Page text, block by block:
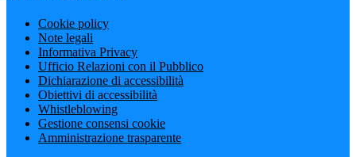
Cookie policy
Note legali
Informativa Privacy
Ufficio Relazioni con il Pubblico
Dichiarazione di accessibilità
Obiettivi di accessibilità
Whistleblowing
Gestione consensi cookie
Amministrazione trasparente